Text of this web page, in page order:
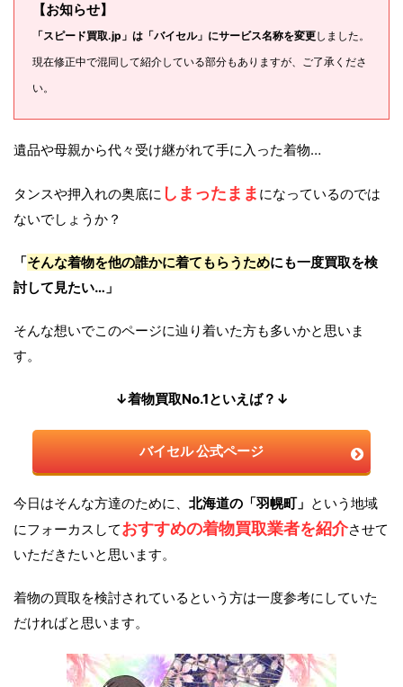
【お知らせ】
「スピード買取.jp」は「バイセル」にサービス名称を変更しました。
現在修正中で混同して紹介している部分もありますが、ご了承くださ
い。
遺品や母親から代々受け継がれて手に入った着物…
タンスや押入れの奥底に しまったまま になっているのでは
ないでしょうか？
「そんな着物を他の誰かに着てもらうためにも一度買取を検
討して見たい…」
そんな想いでこのページに辿り着いた方も多いかと思いま
す。
↓着物買取No.1といえば？↓
バイセル 公式ページ
今日はそんな方達のために、 北海道の「羽幌町」 という地域
にフォーカスしておすすめの着物買取業者を紹介させて
いただきたいと思います。
着物の買取を検討されているという方は一度参考にしていた
だければと思います。